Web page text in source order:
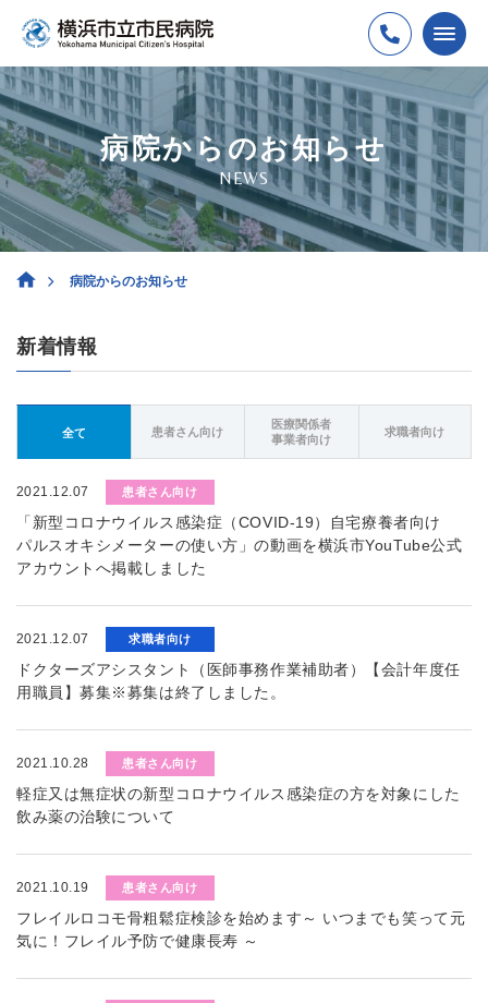
病院からのお知らせ
NEWS
病院からのお知らせ
新着情報
全て 患者さん向け
医療関係者
事業者向け
求職者向け
2021.12.07 患者さん向け
「新型コロナウイルス感染症（COVID-19）自宅療養者向け
パルスオキシメーターの使い方」の動画を横浜市YouTube公式
アカウントへ掲載しました
2021.12.07 求職者向け
ドクターズアシスタント（医師事務作業補助者）【会計年度任
用職員】募集※募集は終了しました。
2021.10.28 患者さん向け
軽症又は無症状の新型コロナウイルス感染症の方を対象にした
飲み薬の治験について
2021.10.19 患者さん向け
フレイルロコモ骨粗鬆症検診を始めます～ いつまでも笑って元
気に！フレイル予防で健康長寿 ～